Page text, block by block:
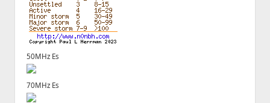
50MHz Es
70MHz Es